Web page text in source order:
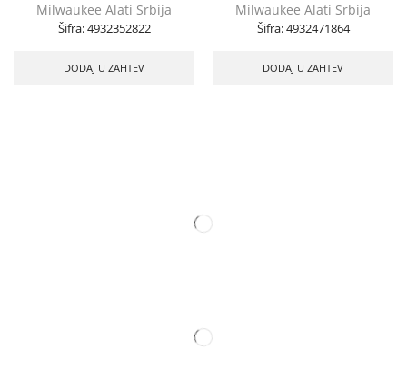
Milwaukee Alati Srbija
Šifra:4932352822
DODAJ U ZAHTEV
Milwaukee Alati Srbija
Šifra:4932471864
DODAJ U ZAHTEV